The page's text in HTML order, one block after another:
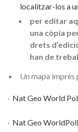
localitzar-los a
per editar
una còpia
drets
han de
Un mapa
· Nat Geo World
· Nat Geo